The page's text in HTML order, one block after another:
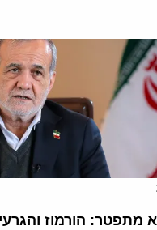
מתפטר: הורמוז